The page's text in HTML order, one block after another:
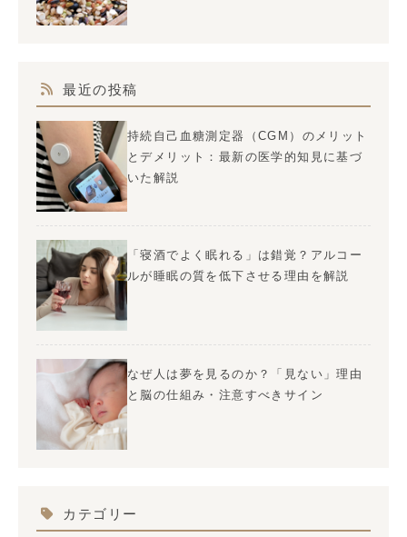
最近の投稿
持続自己血糖測定器（CGM）のメリット
とデメリット：最新の医学的知見に基づ
いた解説
「寝酒でよく眠れる」は錯覚？アルコー
ルが睡眠の質を低下させる理由を解説
なぜ人は夢を見るのか？「見ない」理由
と脳の仕組み・注意すべきサイン
カテゴリー